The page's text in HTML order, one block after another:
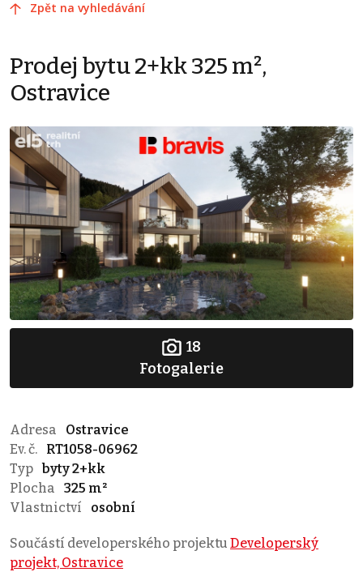
Zpět na vyhledávání
Prodej bytu 2+kk 325 m²,
Ostravice
18
Fotogalerie
Adresa
Ostravice
Ev. č.
RT1058-06962
Typ byty 2+kk
Plocha
325 m²
Vlastnictví
osobní
Součástí developerského projektu Developerský
projekt, Ostravice